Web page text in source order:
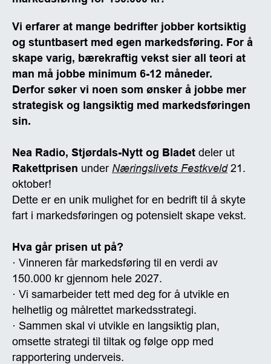
Vi erfarer at mange bedrifter jobber kortsiktig
og stuntbasert med egen markedsføring. For å
skape varig, bærekraftig vekst sier all teori at
man må jobbe minimum 6-12 måneder.
Derfor søker vi noen som ønsker å jobbe mer
strategisk og langsiktig med markedsføringen
sin.
Nea Radio, Stjørdals-Nytt og Bladet deler ut
Rakettprisen under Næringslivets Festkveld21.
oktober!
Dette er en unik mulighet for en bedrift til å skyte
fart i markedsføringen og potensielt skape vekst.
Hva går prisen ut på?
· Vinneren får markedsføring til en verdi av
150.000 kr gjennom hele 2027.
· Vi samarbeider tett med deg for å utvikle en
helhetlig og målrettet markedsstrategi.
· Sammen skal vi utvikle en langsiktig plan,
omsette strategi til tiltak og følge opp med
rapportering underveis.